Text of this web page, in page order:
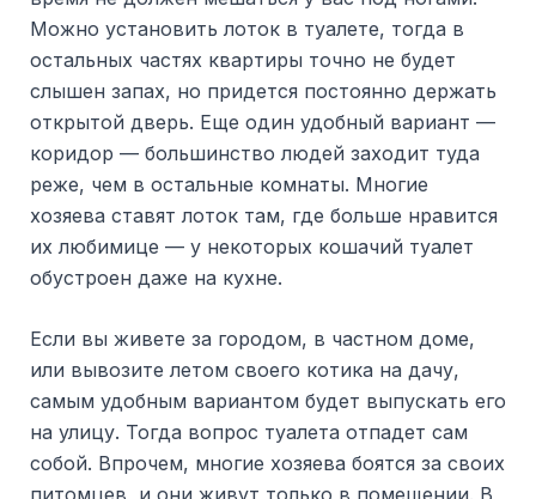
Можно установить лоток в туалете, тогда в
остальных частях квартиры точно не будет
слышен запах, но придется постоянно держать
открытой дверь. Еще один удобный вариант —
коридор — большинство людей заходит туда
реже, чем в остальные комнаты. Многие
хозяева ставят лоток там, где больше нравится
их любимице — у некоторых кошачий туалет
обустроен даже на кухне.
Если вы живете за городом, в частном доме,
или вывозите летом своего котика на дачу,
самым удобным вариантом будет выпускать его
на улицу. Тогда вопрос туалета отпадет сам
собой. Впрочем, многие хозяева боятся за своих